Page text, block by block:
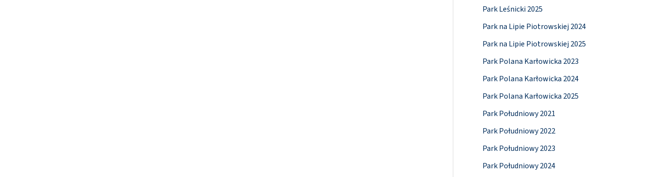
Park Leśnicki 2025
Park na Lipie Piotrowskiej 2024
Park na Lipie Piotrowskiej 2025
Park Polana Karłowicka 2023
Park Polana Karłowicka 2024
Park Polana Karłowicka 2025
Park Południowy 2021
Park Południowy 2022
Park Południowy 2023
Park Południowy 2024